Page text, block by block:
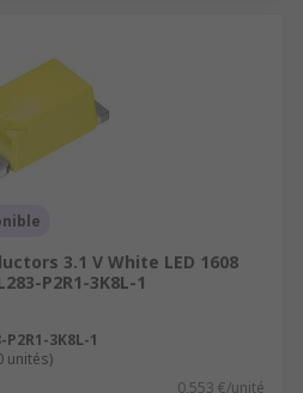
3.1 V White LED 1608
P2R1-3K8L-1
P2R1-3K8L-1
unités)
0,553 €/unité